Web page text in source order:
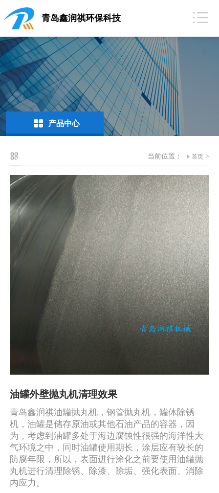
青岛鑫润祺环保科技
产品中心
当前位置： 首页 >
油罐外壁抛丸机清理效果
青岛鑫润祺油罐抛丸机，钢管抛丸机，罐体除锈
机，油罐是储存原油或其他石油产品的容器，因
为，考虑到油罐多处于海边腐蚀性很强的海洋性大
气环境之中，同时油罐使用期长，涂层应有较长的
防腐年限，所以，表面进行涂化之前要使用油罐抛
丸机进行清理除锈、除漆、除垢、强化表面、消除
内应力。